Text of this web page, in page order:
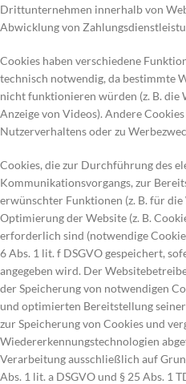
Drittunternehmen innerhalb von
Abwicklung von
Cookies haben verschiedene
technisch notwendig, da bestimmte
nicht funktionieren würden (z. B.
Anzeige von Videos). Andere
Nutzerverhaltens oder zu
Cookies, die zur Durchführung des
Kommunikationsvorgangs, zur
erwünschter Funktionen (z. B. für
Optimierung der Website (z. B.
erforderlich sind (notwendige
6 Abs. 1 lit. f DSGVO gespeichert,
angegeben wird. Der
der Speicherung von notwendigen
und optimierten Bereitstellung
zur Speicherung von Cookies und
Wiedererkennungstechnologien
Verarbeitung ausschließlich auf
Abs. 1 lit. a DSGVO und § 25 Abs. 1